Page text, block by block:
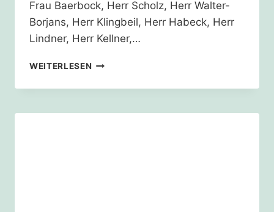
Frau Baerbock, Herr Scholz, Herr Walter-
Borjans, Herr Klingbeil, Herr Habeck, Herr
Lindner, Herr Kellner,…
WEITERLESEN OFFENER
AN
AMPEL